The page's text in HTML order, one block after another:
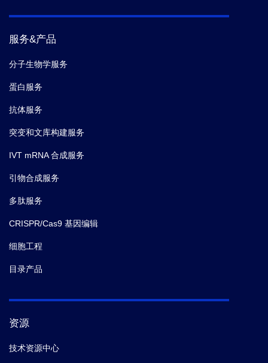
服务&产品
分子生物学服务
蛋白服务
抗体服务
突变和文库构建服务
IVT mRNA 合成服务
引物合成服务
多肽服务
CRISPR/Cas9 基因编辑
细胞工程
目录产品
资源
技术资源中心